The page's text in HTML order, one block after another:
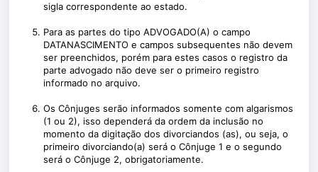
sigla correspondente ao estado.
Para as partes do tipo ADVOGADO(A) o campo
DATANASCIMENTO e campos subsequentes não devem
ser preenchidos, porém para estes casos o registro da
parte advogado não deve ser o primeiro registro
informado no arquivo.
Os Cônjuges serão informados somente com algarismos
(1 ou 2), isso dependerá da ordem da inclusão no
momento da digitação dos divorciandos (as), ou seja, o
primeiro divorciando(a) será o Cônjuge 1 e o segundo
será o Cônjuge 2, obrigatoriamente.